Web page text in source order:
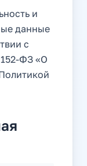
и
данные
с
ФЗ «О